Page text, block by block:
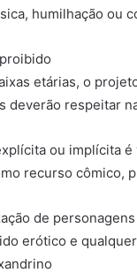
humilhação ou
etárias, o
deverão respeitar
ou implícita
recurso cômico,
de
erótico e